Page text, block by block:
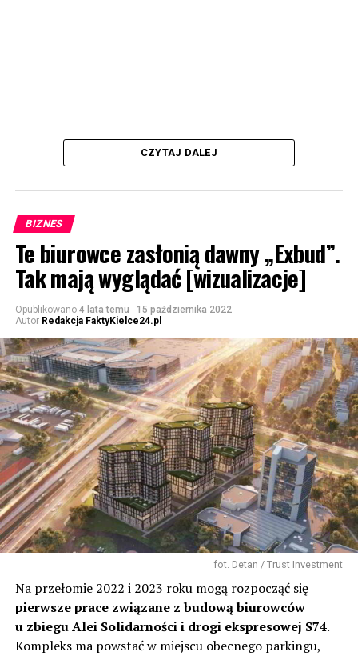
CZYTAJ DALEJ
BIZNES
Te biurowce zasłonią dawny „Exbud”.
Tak mają wyglądać [wizualizacje]
Opublikowano 4 lata temu - 15 października 2022
Autor Redakcja FaktyKielce24.pl
fot. Detan / Trust Investment
Na przełomie 2022 i 2023 roku mogą rozpocząć się
pierwsze prace związane z budową biurowców
u zbiegu Alei Solidarności i drogi ekspresowej S74.
Kompleks ma powstać w miejscu obecnego parkingu,